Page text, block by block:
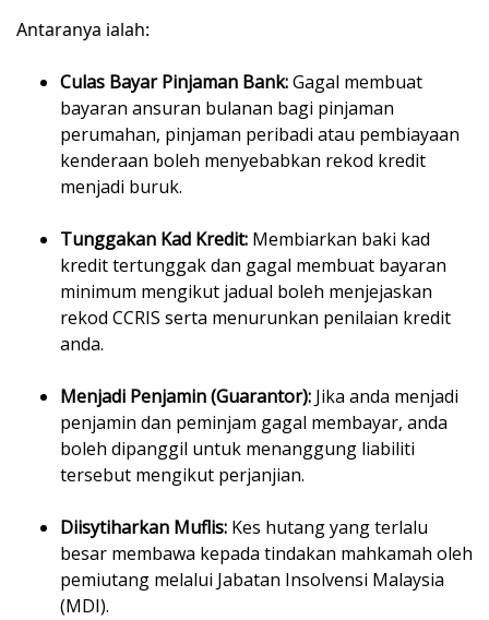
Antaranya ialah:
Culas Bayar Pinjaman Bank:Gagal membuat
bayaran ansuran bulanan bagi pinjaman
perumahan, pinjaman peribadi atau pembiayaan
kenderaan boleh menyebabkan rekod kredit
menjadi buruk.
Tunggakan Kad Kredit: Membiarkan baki kad
kredit tertunggak dan gagal membuat bayaran
minimum mengikut jadual boleh menjejaskan
rekod CCRIS serta menurunkan penilaian kredit
anda.
Menjadi Penjamin (Guarantor): Jika anda menjadi
penjamin dan peminjam gagal membayar, anda
boleh dipanggil untuk menanggung liabiliti
tersebut mengikut perjanjian.
Diisytiharkan Muflis: Kes hutang yang terlalu
besar membawa kepada tindakan mahkamah oleh
pemiutang melalui Jabatan Insolvensi Malaysia
(MDI).